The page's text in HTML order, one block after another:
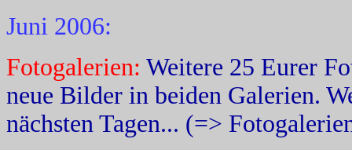
Juni 2006:
Fotogalerien: Weitere 25 Eurer
neue Bilder in beiden Galerien.
nächsten Tagen... (=>